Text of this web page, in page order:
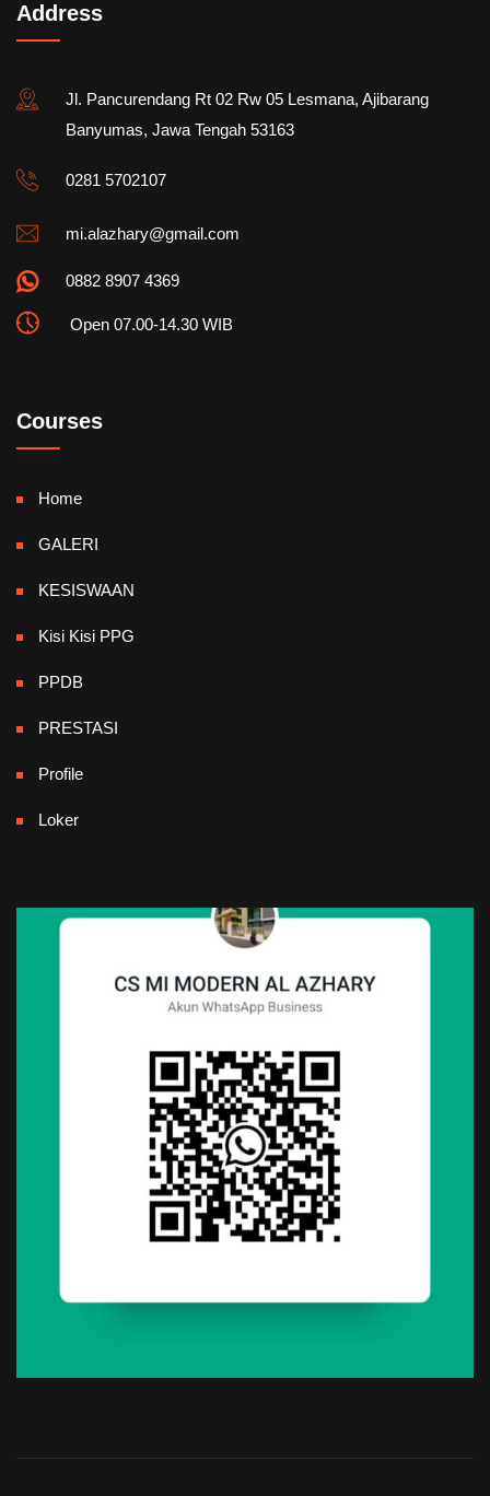
Address
Jl. Pancurendang Rt 02 Rw 05 Lesmana, Ajibarang
Banyumas, Jawa Tengah 53163
0281 5702107
mi.alazhary@gmail.com
0882 8907 4369
Open 07.00-14.30 WIB
Courses
Home
GALERI
KESISWAAN
Kisi Kisi PPG
PPDB
PRESTASI
Profile
Loker